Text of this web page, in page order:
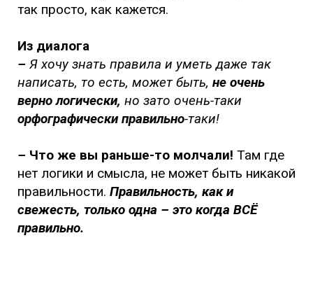
так просто, как кажется.
Из диалога
– Я хочу знать правила и уметь даже так
написать, то есть, может быть, не очень
верно логически, но зато очень-таки
орфографически правильно-таки!
– Что же вы раньше-то молчали! Там где
нет логики и смысла, не может быть никакой
правильности. Правильность, как и
свежесть, только одна – это когда ВСЁ
правильно.